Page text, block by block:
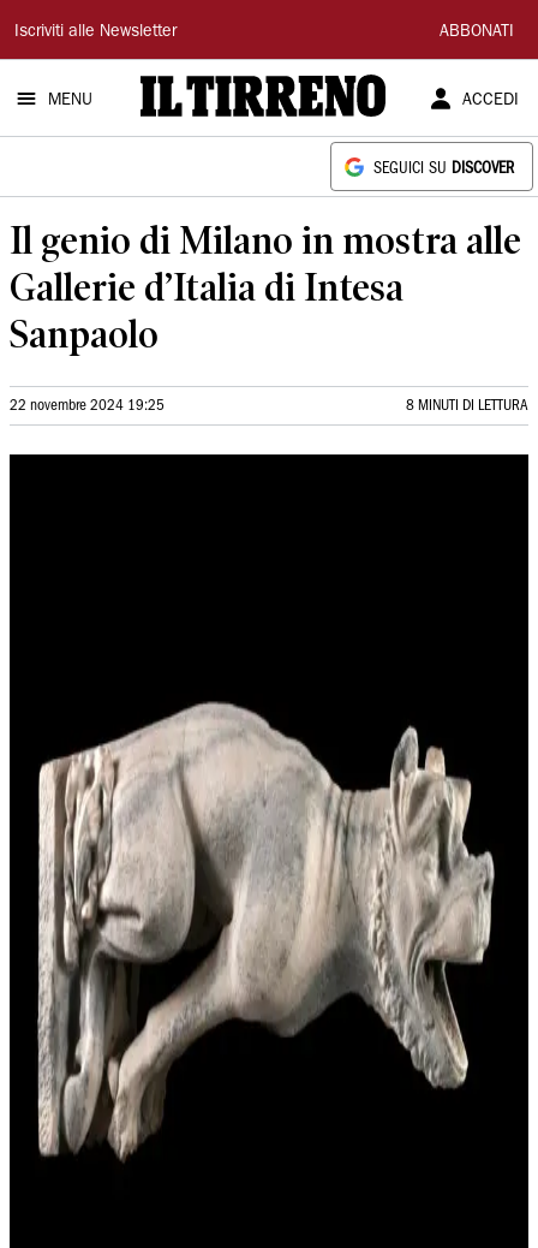
Il
Tirreno
Iscriviti alle Newsletter ABBONATI
MENU ACCEDI
SEGUICI SU DISCOVER
Il genio di Milano in mostra alle
Gallerie d’Italia di Intesa
Sanpaolo
22 novembre 2024 19:25 8 MINUTI DI LETTURA